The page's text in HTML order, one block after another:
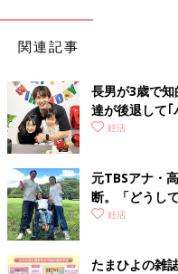
関連記事
長男が3歳で
達が後退して｢
プロバスケ選
妊活
元TBSアナ・
断。「どうし
らこそ、娘と
妊活
たまひよの雑